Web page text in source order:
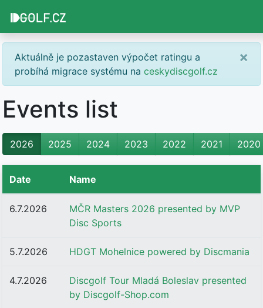
Aktuálně je pozastaven výpočet ratingu a
probíhá migrace systému na ceskydiscgolf.cz
×
Events list
2026 2025 2024 2023 2022 2021 2020
Date Name
6.7.2026
MČR Masters 2026 presented by MVP
Disc Sports
5.7.2026 HDGT Mohelnice powered by Discmania
4.7.2026
Discgolf Tour Mladá Boleslav presented
by Discgolf-Shop.com